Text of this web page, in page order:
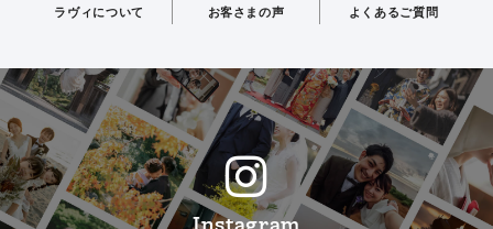
ラヴィについて お客さまの声 よくあるご質問